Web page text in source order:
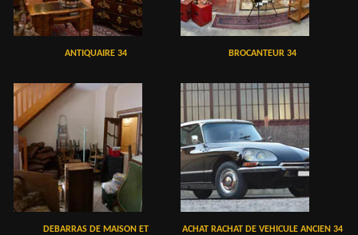
ANTIQUAIRE 34 BROCANTEUR 34
DEBARRAS DE MAISON ET
ACHAT RACHAT DE VEHICULE ANCIEN 34